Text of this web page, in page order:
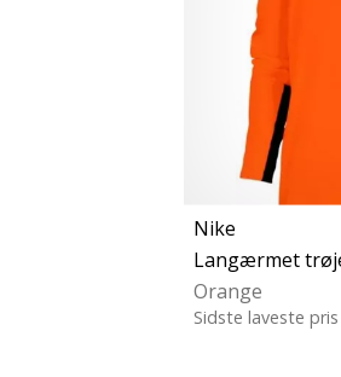
Nike
Orange
Sidste laveste pris